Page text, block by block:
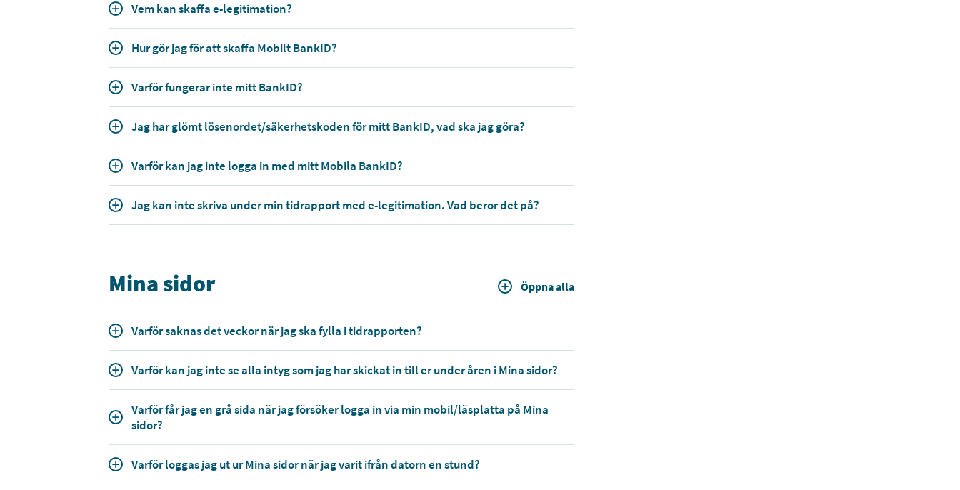
Vem kan skaffa e-legitimation?
Hur gör jag för att skaffa Mobilt BankID?
Varför fungerar inte mitt BankID?
Jag har glömt lösenordet/säkerhetskoden för mitt BankID, vad ska jag göra?
Varför kan jag inte logga in med mitt Mobila BankID?
Jag kan inte skriva under min tidrapport med e-legitimation. Vad beror det på?
Mina sidor Öppna alla
Varför saknas det veckor när jag ska fylla i tidrapporten?
Varför kan jag inte se alla intyg som jag har skickat in till er under åren i Mina sidor?
Varför får jag en grå sida när jag försöker logga in via min mobil/läsplatta på Mina
sidor?
Varför loggas jag ut ur Mina sidor när jag varit ifrån datorn en stund?